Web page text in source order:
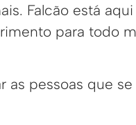
Falcão está aqui
para todo
as pessoas que